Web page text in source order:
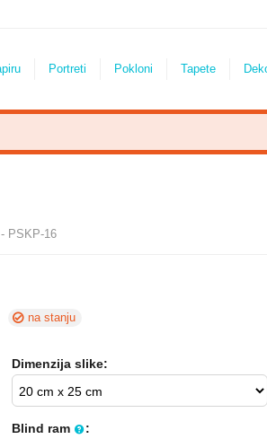
Portreti Pokloni Tapete
PSKP-16
na stanju
Dimenzija slike:
Blind ram :